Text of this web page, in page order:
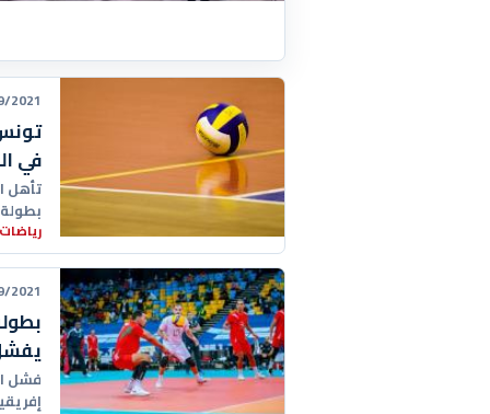
22:26:00
في
تأهل
17:59:00
فشل
إفريقيا للأمم 2021، بعد